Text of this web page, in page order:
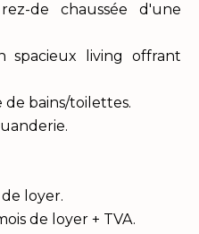
de chaussée d'une
spacieux living offrant
de bains/toilettes.
loyer.
de loyer + TVA.